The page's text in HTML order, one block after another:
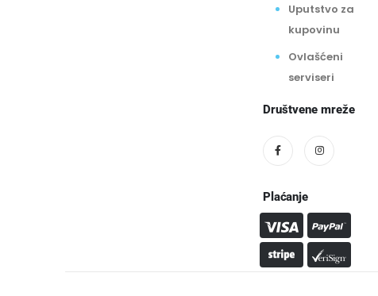
Uputstvo za
kupovinu
Ovlašćeni
serviseri
Društvene mreže
Plaćanje